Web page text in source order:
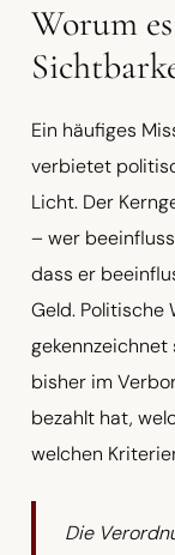
Worum
Ein häufiges
verbietet
Licht. Der
– wer
dass er
Geld. Politische
gekennzeichnet
bisher im
bezahlt hat,
welchen
Die